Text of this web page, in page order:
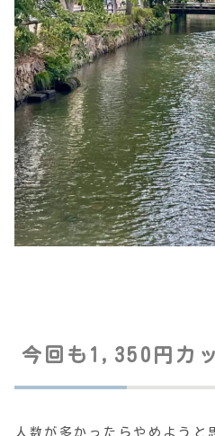
今回も1,350円カ
人数が多かったらやめようと